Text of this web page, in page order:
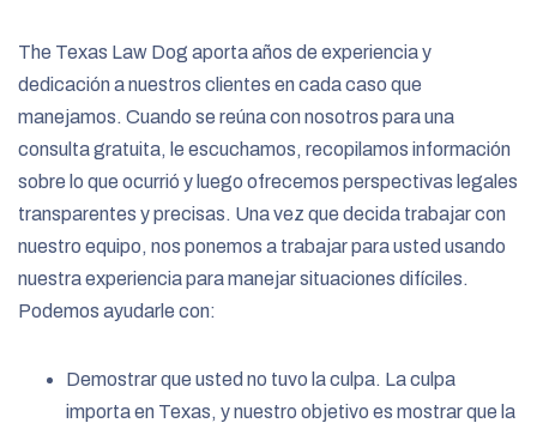
The Texas Law Dog aporta años de experiencia y
dedicación a nuestros clientes en cada caso que
manejamos. Cuando se reúna con nosotros para una
consulta gratuita, le escuchamos, recopilamos información
sobre lo que ocurrió y luego ofrecemos perspectivas legales
transparentes y precisas. Una vez que decida trabajar con
nuestro equipo, nos ponemos a trabajar para usted usando
nuestra experiencia para manejar situaciones difíciles.
Podemos ayudarle con:
Demostrar que usted no tuvo la culpa. La culpa
importa en Texas, y nuestro objetivo es mostrar que la